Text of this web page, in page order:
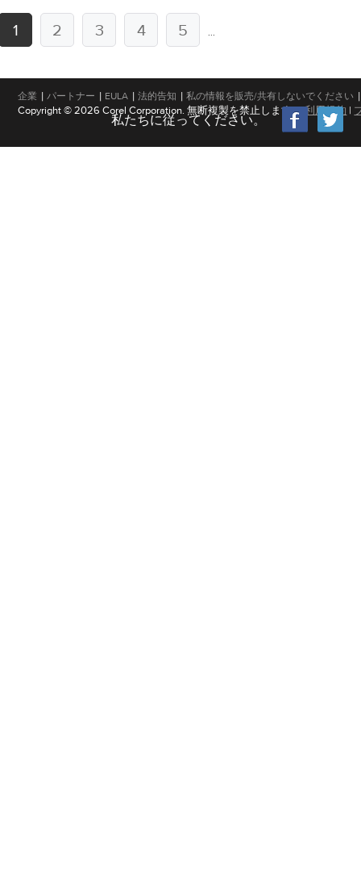
1 2 3 4 5 ...
企業 | パートナー | EULA | 法的告知 | 私の情報を販売/共有しないでください |
Copyright © 2026 Corel Corporation. 無断複製を禁止します。利用規約 |
私たちに従ってください。